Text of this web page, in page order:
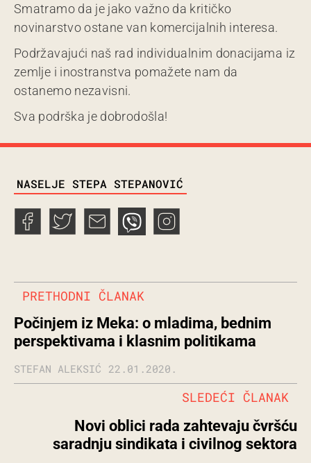
Smatramo da je jako važno da kritičko
novinarstvo ostane van komercijalnih interesa.
Podržavajući naš rad individualnim donacijama iz
zemlje i inostranstva pomažete nam da
ostanemo nezavisni.
Sva podrška je dobrodošla!
NASELJE STEPA STEPANOVIĆ
PRETHODNI ČLANAK
Počinjem iz Meka: o mladima, bednim
perspektivama i klasnim politikama
STEFAN ALEKSIĆ 22.01.2020.
Novi oblici rada zahtevaju čvršću
saradnju sindikata i civilnog sektora
SLEDEĆI ČLANAK